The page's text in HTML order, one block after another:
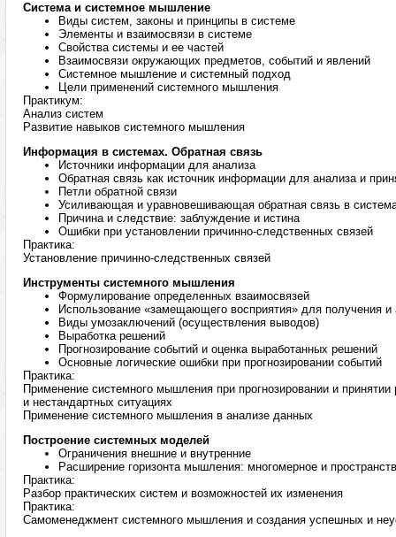
Система и системное мышление
Виды систем, законы и принципы в системе
Элементы и взаимосвязи в системе
Свойства системы и ее частей
Взаимосвязи окружающих предметов, событий и явлений
Системное мышление и системный подход
Цели применений системного мышления
Практикум:
Анализ систем
Развитие навыков системного мышления
Информация в системах. Обратная связь
Источники информации для анализа
Обратная связь как источник информации для анализа и
Петли обратной связи
Усиливающая и уравновешивающая обратная связь в
Причина и следствие: заблуждение и истина
Ошибки при установлении причинно-следственных связей
Практика:
Установление причинно-следственных связей
Инструменты системного мышления
Формулирование определенных взаимосвязей
Использование «замещающего восприятия» для получения
Виды умозаключений (осуществления выводов)
Выработка решений
Прогнозирование событий и оценка выработанных решений
Основные логические ошибки при прогнозировании событий
Практика:
Применение системного мышления при прогнозировании и
и нестандартных ситуациях
Применение системного мышления в анализе данных
Построение системных моделей
Ограничения внешние и внутренние
Расширение горизонта мышления: многомерное и
Практика:
Разбор практических систем и возможностей их изменения
Практика:
Самоменеджмент системного мышления и создания успешных и